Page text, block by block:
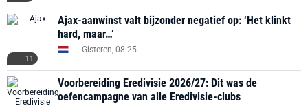
11
Ajax-aanwinst valt bijzonder negatief op: ‘Het klinkt
hard, maar…’
Gisteren, 08:25
Voorbereiding Eredivisie 2026/27: Dit was de
oefencampagne van alle Eredivisie-clubs